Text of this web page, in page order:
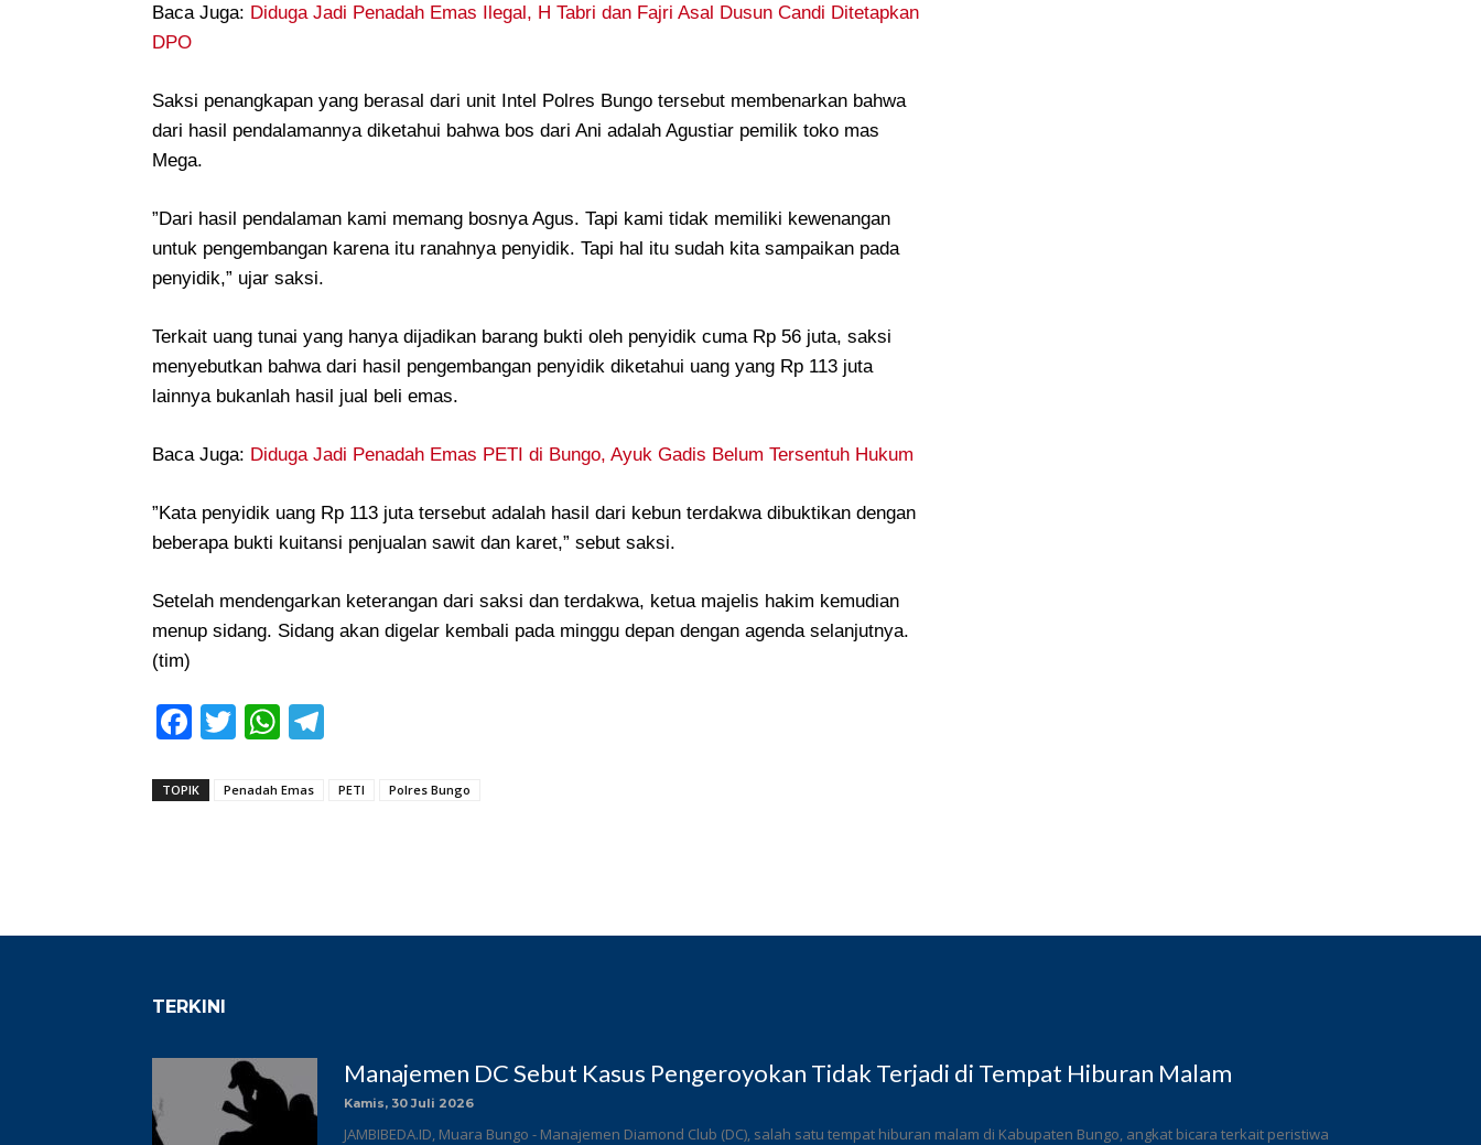
‎Baca Juga: Diduga Jadi Penadah Emas Ilegal, H Tabri dan Fajri Asal Dusun Candi Ditetapkan
DPO
‎Saksi penangkapan yang berasal dari unit Intel Polres Bungo tersebut membenarkan bahwa
dari hasil pendalamannya diketahui bahwa bos dari Ani adalah Agustiar pemilik toko mas
Mega.
‎”Dari hasil pendalaman kami memang bosnya Agus. Tapi kami tidak memiliki kewenangan
untuk pengembangan karena itu ranahnya penyidik. Tapi hal itu sudah kita sampaikan pada
penyidik,” ujar saksi.
‎Terkait uang tunai yang hanya dijadikan barang bukti oleh penyidik cuma Rp 56 juta, saksi
menyebutkan bahwa dari hasil pengembangan penyidik diketahui uang yang Rp 113 juta
lainnya bukanlah hasil jual beli emas.
Baca Juga: Diduga Jadi Penadah Emas PETI di Bungo, Ayuk Gadis Belum Tersentuh Hukum
‎”Kata penyidik uang Rp 113 juta tersebut adalah hasil dari kebun terdakwa dibuktikan dengan
beberapa bukti kuitansi penjualan sawit dan karet,” sebut saksi.
‎Setelah mendengarkan keterangan dari saksi dan terdakwa, ketua majelis hakim kemudian
menup sidang. Sidang akan digelar kembali pada minggu depan dengan agenda selanjutnya.
(tim)
Facebook
TwitterWhatsApp
TOPIK Penadah Emas PETI Polres Bungo
TERKINI
Manajemen DC Sebut Kasus Pengeroyokan Tidak Terjadi di Tempat Hiburan Malam
Kamis, 30 Juli 2026
JAMBIBEDA.ID, Muara Bungo - Manajemen Diamond Club (DC), salah satu tempat hiburan malam di Kabupaten Bungo, angkat bicara terkait peristiwa